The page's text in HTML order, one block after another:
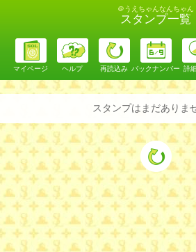
＠うえちゃんなんちゃん
スタンプ一覧
マイページ ヘルプ 再読込み バックナンバー 詳
スタンプはまだありま